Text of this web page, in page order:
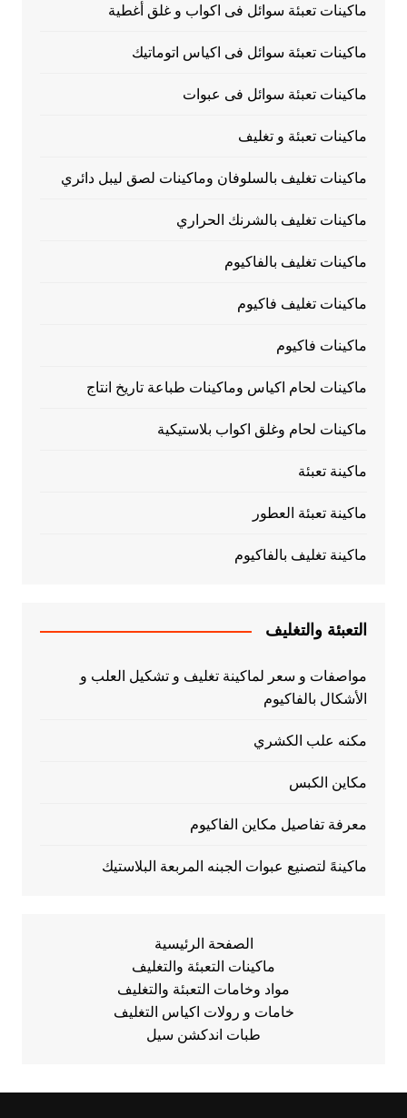
ماكينات تعبئة سوائل فى اكواب و غلق أغطية
ماكينات تعبئة سوائل فى اكياس اتوماتيك
ماكينات تعبئة سوائل فى عبوات
ماكينات تعبئة و تغليف
ماكينات تغليف بالسلوفان وماكينات لصق ليبل دائري
ماكينات تغليف بالشرنك الحراري
ماكينات تغليف بالفاكيوم
ماكينات تغليف فاكيوم
ماكينات فاكيوم
ماكينات لحام اكياس وماكينات طباعة تاريخ انتاج
ماكينات لحام وغلق اكواب بلاستيكية
ماكينة تعبئة
ماكينة تعبئة العطور
ماكينة تغليف بالفاكيوم
التعبئة والتغليف
مواصفات و سعر لماكينة تغليف و تشكيل العلب و
الأشكال بالفاكيوم
مكنه علب الكشري
مكاين الكبس
معرفة تفاصيل مكاين الفاكيوم
ماكينهً لتصنيع عبوات الجبنه المربعة البلاستيك
الصفحة الرئيسية
ماكينات التعبئة والتغليف
مواد وخامات التعبئة والتغليف
خامات و رولات اكياس التغليف
طبات اندكشن سيل